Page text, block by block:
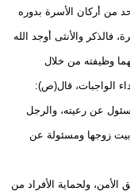
من أركان الأسرة بدوره
فالذكر والأنثى أوجد الله
وظيفته من خلال
الواجبات، قال(ص):
عن رعيته، والرجل
زوجها ومسئولة عن
الأمن، ولحماية الأفراد من